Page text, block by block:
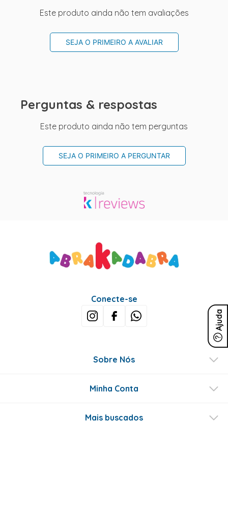
Este produto ainda não tem avaliações
SEJA O PRIMEIRO A AVALIAR
Perguntas & respostas
Este produto ainda não tem perguntas
SEJA O PRIMEIRO A PERGUNTAR
Ajuda
Conecte-se
Sobre Nós
Minha Conta
Mais buscados